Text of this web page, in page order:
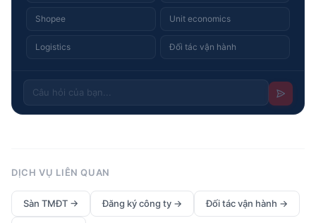
Shopee Unit economics
Logistics Đối tác vận hành
DỊCH VỤ LIÊN QUAN
Sàn TMĐT → Đăng ký công ty → Đối tác vận hành →